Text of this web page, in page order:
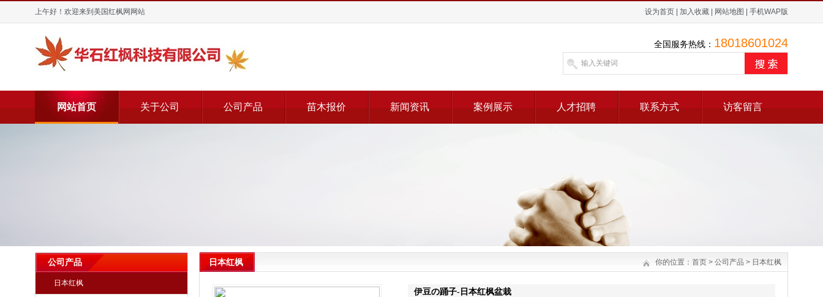
上午好！欢迎来到美国红枫网网站 设为首页 加入收藏 网站地图 手机WAP版
全国服务热线： 18018601024
网站首页 关于公司 公司产品 苗木报价 新闻资讯 案例展示 人才招聘 联系方式 访客留言
公司产品
日本红枫
日本红枫 你的位置： 首页 > 公司产品 > 日本红枫
伊豆の踊子-日本红枫盆栽